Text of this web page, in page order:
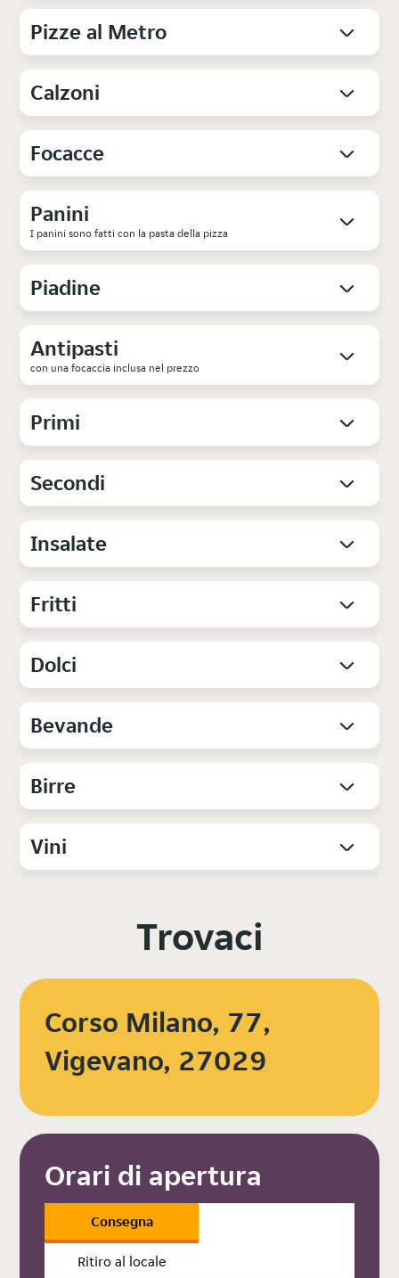
Pizze al Metro
Calzoni
Focacce
Panini
I panini sono fatti con la pasta della pizza
Piadine
Antipasti
con una focaccia inclusa nel prezzo
Primi
Secondi
Insalate
Fritti
Dolci
Bevande
Birre
Vini
Trovaci
Corso Milano, 77,
Vigevano, 27029
Orari di apertura
Consegna
Ritiro al locale